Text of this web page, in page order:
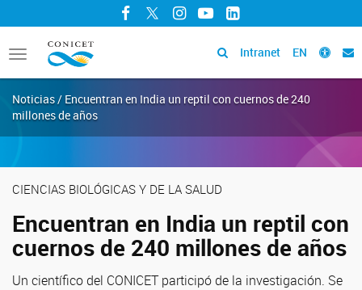
Facebook
TwitterInstagram
YouTubeLinkedIn
Toggle
navigation
Intranet EN
Noticias / Encuentran en India un reptil con cuernos de 240
millones de años
CIENCIAS BIOLÓGICAS Y DE LA SALUD
Encuentran en India un reptil con
cuernos de 240 millones de años
Un científico del CONICET participó de la investigación. Se